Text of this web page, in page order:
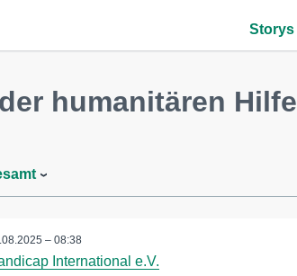
Storys
humanitären Hilfe
– 08:38
International e.V.